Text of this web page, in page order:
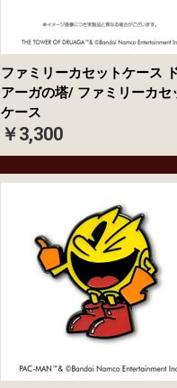
ファミリーカセットケース
アーガの塔/ ファミリーカセ
ケース
￥3,300